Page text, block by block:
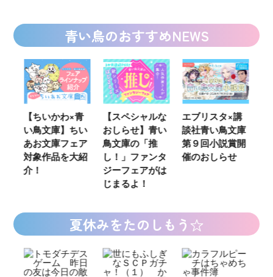
青い鳥のおすすめNEWS
【スペシャルな
おしらせ】青い
鳥文庫の「推
し！」ファンタ
ジーフェアがは
エブリスタ×講
談社青い鳥文庫
第９回小説賞開
催のおしらせ
【速報】『黒魔
女さんが通
る‼』ついにコ
ミカライズ！
夏休みをたのしもう☆